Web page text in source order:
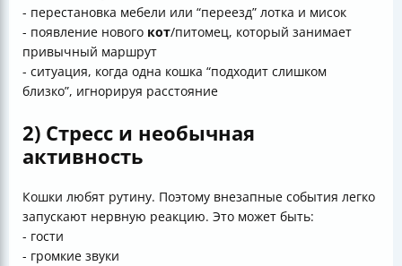
- перестановка мебели или “переезд” лотка и мисок
- появление нового кот/питомец, который занимает
привычный маршрут
- ситуация, когда одна кошка “подходит слишком
близко”, игнорируя расстояние
2) Стресс и необычная
активность
Кошки любят рутину. Поэтому внезапные события легко
запускают нервную реакцию. Это может быть:
- гости
- громкие звуки